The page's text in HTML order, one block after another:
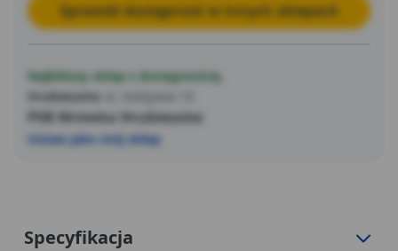
Sprawdź dostępność w innych sklepach
Najbliższy sklep z dostępnością
Hrubieszów
PSB Mrówka Hrubieszów
Ustaw jako mój sklep
Specyfikacja